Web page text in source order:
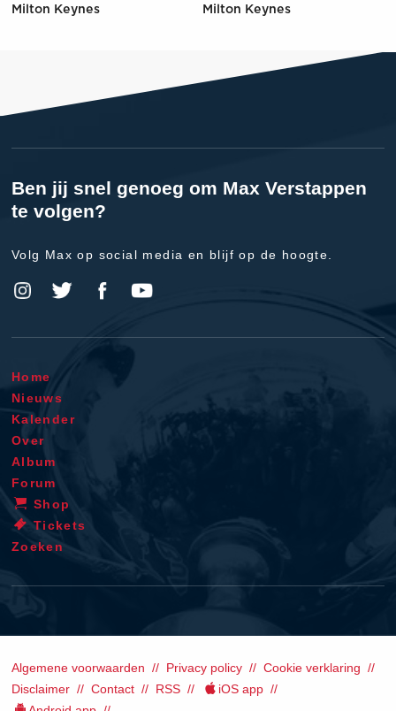
Milton Keynes
Milton Keynes
Ben jij snel genoeg om Max Verstappen
te volgen?
Volg Max op social media en blijf op de hoogte.
Home
Nieuws
Kalender
Over
Album
Forum
Shop
Tickets
Zoeken
Algemene voorwaarden Privacy policy
Cookie verklaring
Disclaimer
Contact RSS
iOS app